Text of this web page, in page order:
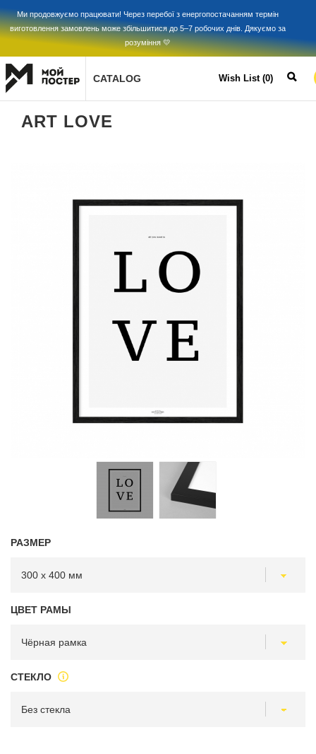
Ми продовжуємо працювати! Через перебої з енергопостачанням термін
виготовлення замовлень може збільшитися до 5–7 робочих днів. Дякуємо за
розуміння 💛
CATALOG Wish List (0)
ART LOVE
РАЗМЕР
ЦВЕТ РАМЫ
СТЕКЛО